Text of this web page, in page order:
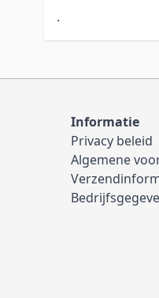
.
Informatie
Privacy beleid
Algemene